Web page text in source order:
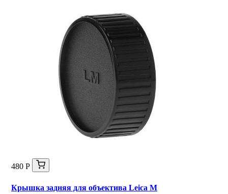
480 Р
Крышка задняя для объектива Leica M